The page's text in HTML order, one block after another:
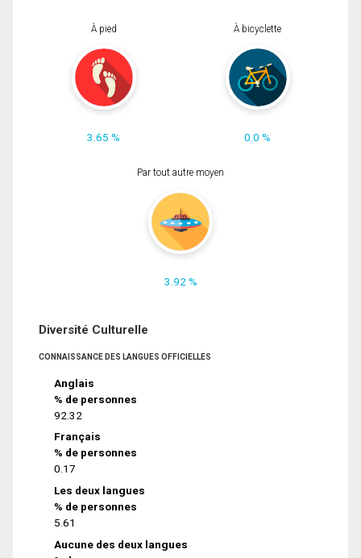
À pied
3.65 %
À bicyclette
0.0 %
Par tout autre moyen
3.92 %
Diversité Culturelle
CONNAISSANCE DES LANGUES OFFICIELLES
Anglais
% de personnes
92.32
Français
% de personnes
0.17
Les deux langues
% de personnes
5.61
Aucune des deux langues